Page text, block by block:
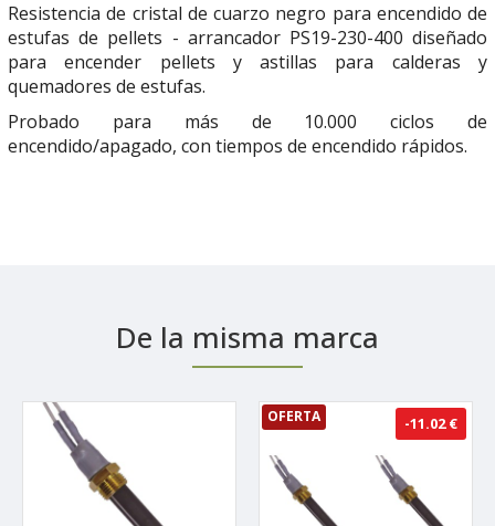
Resistencia de cristal de cuarzo negro para encendido de
estufas de pellets - arrancador PS19-230-400 diseñado
para encender pellets y astillas para calderas y
quemadores de estufas.
Probado para más de 10.000 ciclos de
encendido/apagado, con tiempos de encendido rápidos.
De la misma marca
OFERTA -11.02 €